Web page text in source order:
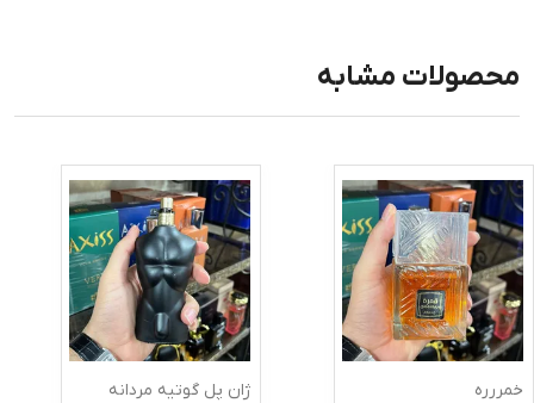
محصولات مشابه
خمررره ژان پل گوتیه مردانه